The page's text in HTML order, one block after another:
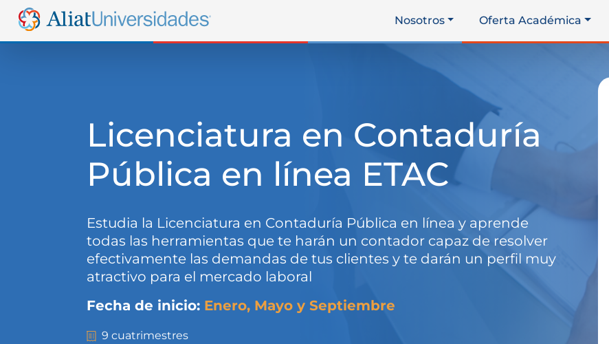
Nosotros Oferta Académica
Licenciatura en Contaduría
Pública en línea ETAC
Estudia la Licenciatura en Contaduría Pública en línea y aprende
todas las herramientas que te harán un contador capaz de resolver
efectivamente las demandas de tus clientes y te darán un perfil muy
atractivo para el mercado laboral
Fecha de inicio: Enero, Mayo y Septiembre
9 cuatrimestres